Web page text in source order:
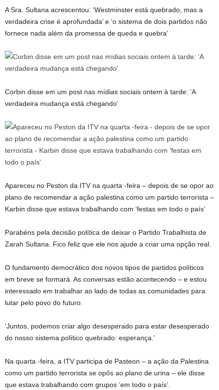
A Sra. Sultana acrescentou: ‘Westminster está quebrado, mas a
verdadeira crise é aprofundada’ e ‘o sistema de dois partidos não
fornece nada além da promessa de queda e quebra’
Corbin disse em um post nas mídias sociais ontem à tarde: ‘A
verdadeira mudança está chegando’
Apareceu no Peston da ITV na quarta -feira – depois de se opor ao
plano de recomendar a ação palestina como um partido terrorista –
Karbin disse que estava trabalhando com ‘festas em todo o país’
Parabéns pela decisão política de deixar o Partido Trabalhista de
Zarah Sultana. Fico feliz que ele nos ajude a criar uma opção real.
O fundamento democrático dos novos tipos de partidos políticos
em breve se formará. As conversas estão acontecendo – e estou
interessado em trabalhar ao lado de todas as comunidades para
lutar pelo povo do futuro.
‘Juntos, podemos criar algo desesperado para estar desesperado
do nosso sistema político quebrado: esperança.’
Na quarta -feira, a ITV participa de Pasteon – a ação da Palestina
como um partido terrorista se opôs ao plano de urina – ele disse
que estava trabalhando com grupos ’em todo o país’.